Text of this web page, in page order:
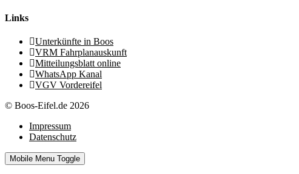
Links
Unterkünfte in Boos
VRM Fahrplanauskunft
Mitteilungsblatt online
WhatsApp Kanal
VGV Vordereifel
© Boos-Eifel.de 2026
Impressum
Datenschutz
Mobile Menu Toggle